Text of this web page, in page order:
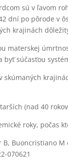
po pôrode v
krajinách
súčasťou
(nad 40
roky, počas
B,
070621